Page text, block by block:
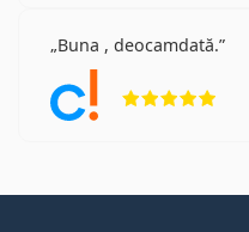
Buna , deocamdată.